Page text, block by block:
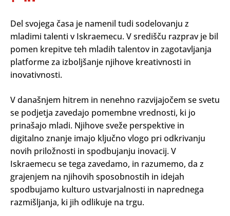
Del svojega časa je namenil tudi sodelovanju z
mladimi talenti v Iskraemecu. V središču razprav je bil
pomen krepitve teh mladih talentov in zagotavljanja
platforme za izboljšanje njihove kreativnosti in
inovativnosti.
V današnjem hitrem in nenehno razvijajočem se svetu
se podjetja zavedajo pomembne vrednosti, ki jo
prinašajo mladi. Njihove sveže perspektive in
digitalno znanje imajo ključno vlogo pri odkrivanju
novih priložnosti in spodbujanju inovacij. V
Iskraemecu se tega zavedamo, in razumemo, da z
grajenjem na njihovih sposobnostih in idejah
spodbujamo kulturo ustvarjalnosti in naprednega
razmišljanja, ki jih odlikuje na trgu.